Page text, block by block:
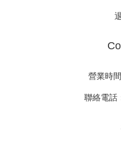
營業時
聯絡電話